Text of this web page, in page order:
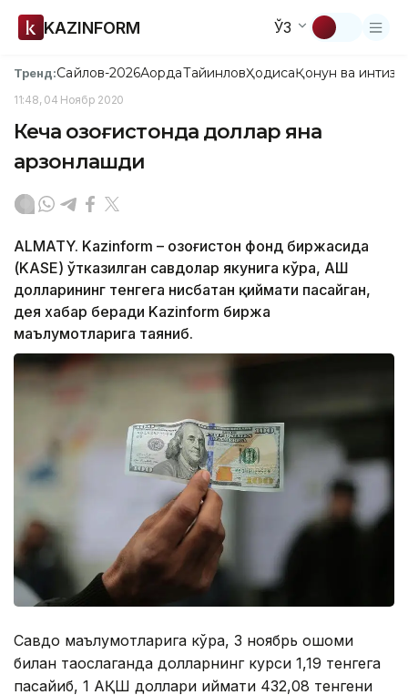
KAZINFORM ЎЗ
Тренд:Сайлов-2026АқордаТайинловҲодисаҚонун ва
11:48, 04 Ноябр 2020
Кеча Қозоғистонда доллар яна
арзонлашди
ALMATY. Kazinform – Қозоғистон фонд биржасида
(KASE) ўтказилган савдолар якунига кўра, АҚШ
долларининг тенгега нисбатан қиймати пасайган,
дея хабар беради Kazinform биржа
маълумотларига таяниб.
Савдо маълумотларига кўра, 3 ноябрь оқшоми
билан таққослаганда долларнинг курси 1,19 тенгега
пасайиб, 1 АҚШ доллари қиймати 432,08 тенгени